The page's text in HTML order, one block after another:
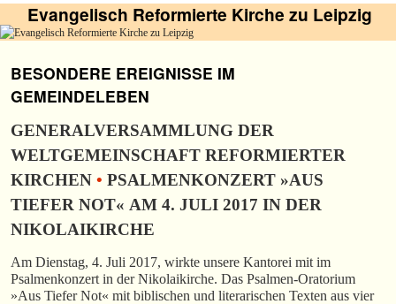
Evangelisch Reformierte Kirche zu Leipzig
BESONDERE EREIGNISSE IM
GEMEINDELEBEN
GENERALVERSAMMLUNG DER
WELTGEMEINSCHAFT REFORMIERTER
KIRCHEN • PSALMENKONZERT »AUS
TIEFER NOT« AM 4. JULI 2017 IN DER
NIKOLAIKIRCHE
Am Dienstag, 4. Juli 2017, wirkte unsere Kantorei mit im
Psalmenkonzert in der Nikolaikirche. Das Psalmen-Oratorium
»Aus Tiefer Not« mit biblischen und literarischen Texten aus vier